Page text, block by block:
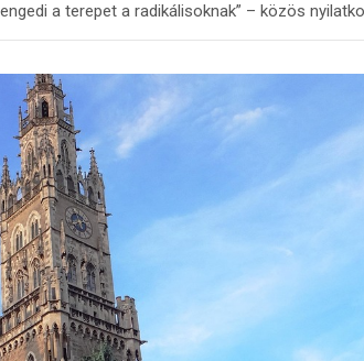
a terepet a radikálisoknak” – közös